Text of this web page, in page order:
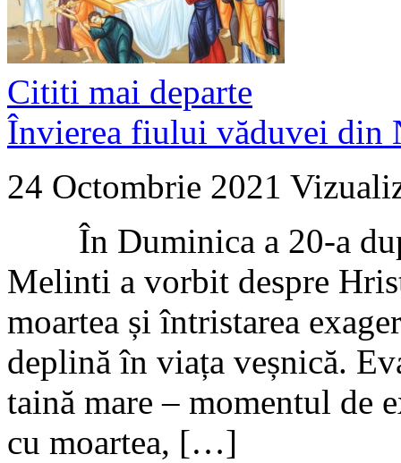
Cititi mai departe
Învierea fiului văduvei din
24 Octombrie 2021
În Duminica a 20-a
Melinti a vorbit despre
moartea și întristarea
deplină în viața veșnică.
taină mare – momentul de
cu moartea, […]